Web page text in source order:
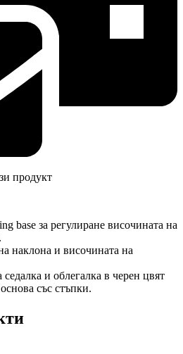
продукт
base за регулиране височината на
наклона и височината на
и облегалка в черен цвят
със стъпки.